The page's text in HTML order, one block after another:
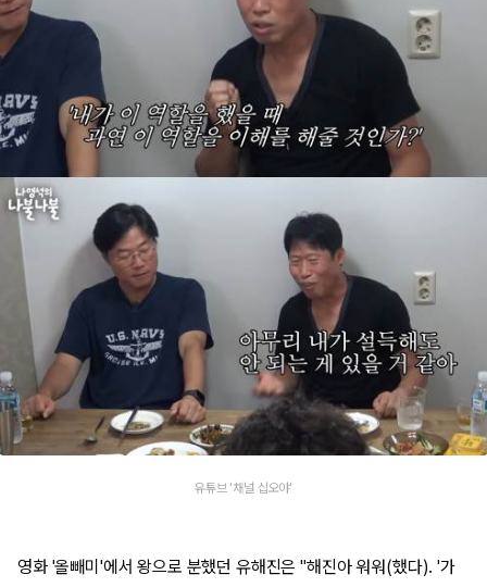
유튜브 '채널 십오야'
영화 '올빼미'에서 왕으로 분했던 유해진은 "해진아 워워(했다). '가